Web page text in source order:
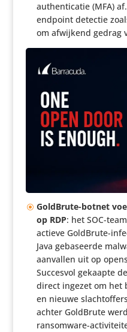
authen­ti­catie (MFA)
endpoint detectie
om afwijkend gedrag
GoldBrute-botnet
op RDP: het SOC-
actieve GoldBrute-
Java geba­seerde
aanvallen uit op
Succesvol gekaapte
direct ingezet om het
en nieuwe
achter GoldBrute
ransom­ware-